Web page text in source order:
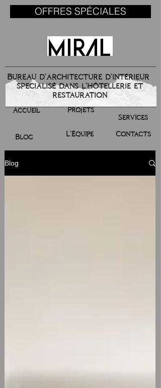
Bureau d'architecture d'intérieur
specialisé dans l’hôtellerie et
restauration
OFFRES SPÉCIALES
Accueil
Projets
Services
Blog L’Équipe Contacts
Blog